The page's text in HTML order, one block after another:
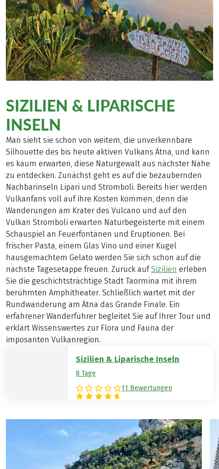
SIZILIEN & LIPARISCHE
INSELN
Man sieht sie schon von weitem, die unverkennbare
Silhouette des bis heute aktiven Vulkans Ätna, und kann
es kaum erwarten, diese Naturgewalt aus nächster Nähe
zu entdecken. Zunächst geht es auf die bezaubernden
Nachbarinseln Lipari und Stromboli. Bereits hier werden
Vulkanfans voll auf ihre Kosten kommen, denn die
Wanderungen am Krater des Vulcano und auf den
Vulkan Stromboli erwarten Naturbegeisterte mit einem
Schauspiel an Feuerfontänen und Eruptionen. Bei
frischer Pasta, einem Glas Vino und einer Kugel
hausgemachtem Gelato werden Sie sich schon auf die
nächste Tagesetappe freuen. Zurück aufSizilien erleben
Sie die geschichtsträchtige Stadt Taormina mit ihrem
berühmten Amphitheater. Schließlich wartet mit der
Rundwanderung am Ätna das Grande Finale. Ein
erfahrener Wanderführer begleitet Sie auf Ihrer Tour und
erklärt Wissenswertes zur Flora und Fauna der
imposanten Vulkanregion.
Sizilien & Liparische Inseln
8 Tage
11 Bewertungen